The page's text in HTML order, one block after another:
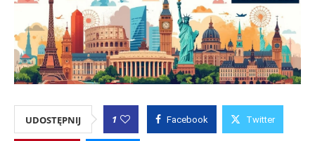
UDOSTĘPNIJ 1 Facebook Twitter